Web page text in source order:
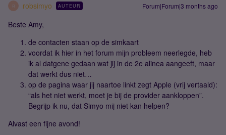
R robsimyo AUTEUR Forum|Forum|3 months ago
Beste Amy,
de contacten staan op de simkaart
voordat ik hier in het forum mijn probleem neerlegde, heb
ik al datgene gedaan wat jij in de 2e alinea aangeeft, maar
dat werkt dus niet…
op de pagina waar jij naartoe linkt zegt Apple (vrij vertaald):
“als het niet werkt, moet je bij de provider aankloppen”.
Begrijp ik nu, dat Simyo mij niet kan helpen?
Alvast een fijne avond!